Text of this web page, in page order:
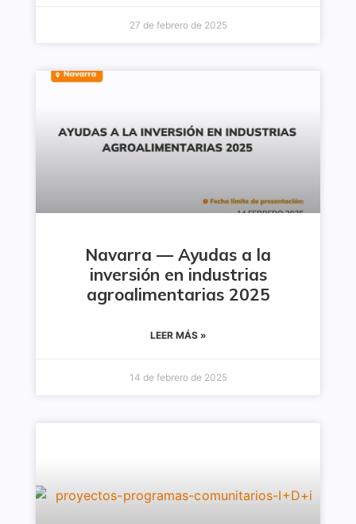
27 de febrero de 2025
Navarra — Ayudas a la
inversión en industrias
agroalimentarias 2025
LEER MÁS »
14 de febrero de 2025